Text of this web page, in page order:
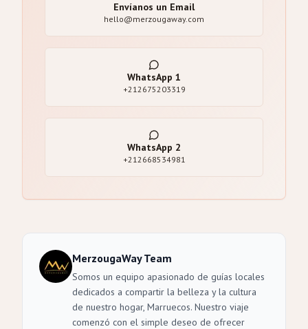
Envíanos un Email
hello@merzougaway.com
WhatsApp 1
+212675203319
WhatsApp 2
+212668534981
MerzougaWay Team
Somos un equipo apasionado de guías locales
dedicados a compartir la belleza y la cultura
de nuestro hogar, Marruecos. Nuestro viaje
comenzó con el simple deseo de ofrecer